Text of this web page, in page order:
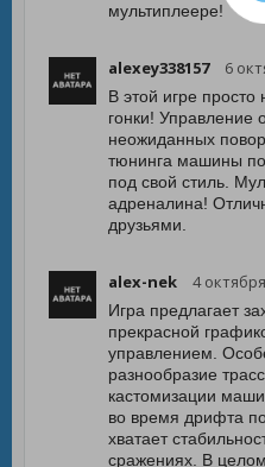
мультиплеере!
alexey338157 6
В этой игре
гонки! Управление
неожиданных
тюнинга машины
под свой стиль.
адреналина!
друзьями.
alex-nek 4
Игра предлагает
прекрасной
управлением.
разнообразие
кастомизации
во время дрифта
хватает
сражениях. В